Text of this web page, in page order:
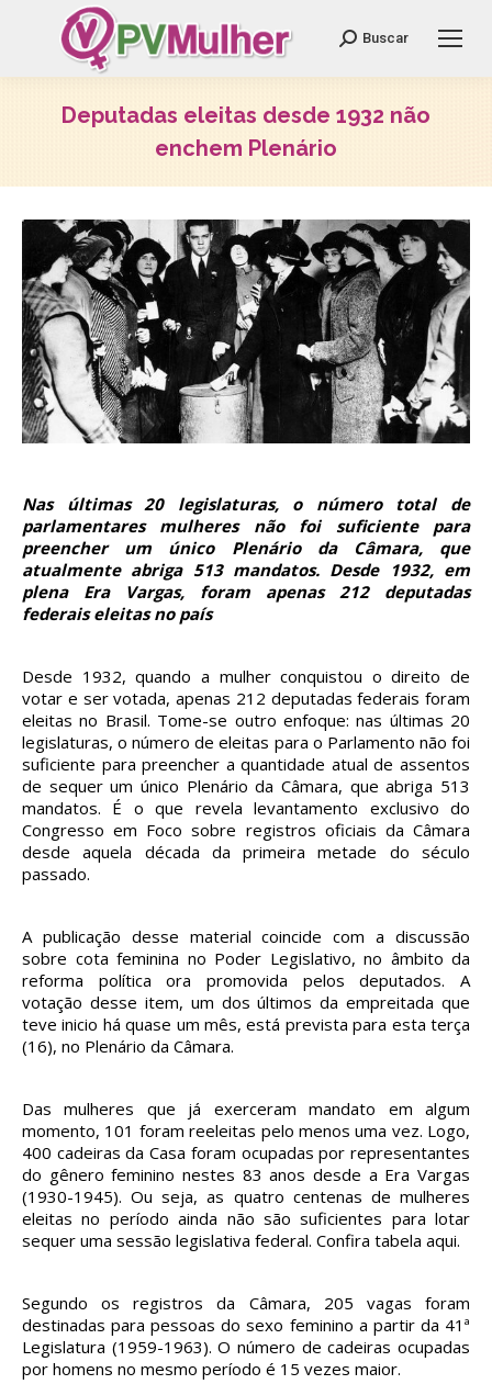
Search:
Buscar
Deputadas eleitas desde 1932 não
enchem Plenário
Nas últimas 20 legislaturas, o número total de
parlamentares mulheres não foi suficiente para
preencher um único Plenário da Câmara, que
atualmente abriga 513 mandatos. Desde 1932, em
plena Era Vargas, foram apenas 212 deputadas
federais eleitas no país
Desde 1932, quando a mulher conquistou o direito de
votar e ser votada, apenas 212 deputadas federais foram
eleitas no Brasil. Tome-se outro enfoque: nas últimas 20
legislaturas, o número de eleitas para o Parlamento não foi
suficiente para preencher a quantidade atual de assentos
de sequer um único Plenário da Câmara, que abriga 513
mandatos. É o que revela levantamento exclusivo do
Congresso em Foco sobre registros oficiais da Câmara
desde aquela década da primeira metade do século
passado.
A publicação desse material coincide com a discussão
sobre cota feminina no Poder Legislativo, no âmbito da
reforma política ora promovida pelos deputados. A
votação desse item, um dos últimos da empreitada que
teve inicio há quase um mês, está prevista para esta terça
(16), no Plenário da Câmara.
Das mulheres que já exerceram mandato em algum
momento, 101 foram reeleitas pelo menos uma vez. Logo,
400 cadeiras da Casa foram ocupadas por representantes
do gênero feminino nestes 83 anos desde a Era Vargas
(1930-1945). Ou seja, as quatro centenas de mulheres
eleitas no período ainda não são suficientes para lotar
sequer uma sessão legislativa federal. Confira tabela aqui.
Segundo os registros da Câmara, 205 vagas foram
destinadas para pessoas do sexo feminino a partir da 41ª
Legislatura (1959-1963). O número de cadeiras ocupadas
por homens no mesmo período é 15 vezes maior.